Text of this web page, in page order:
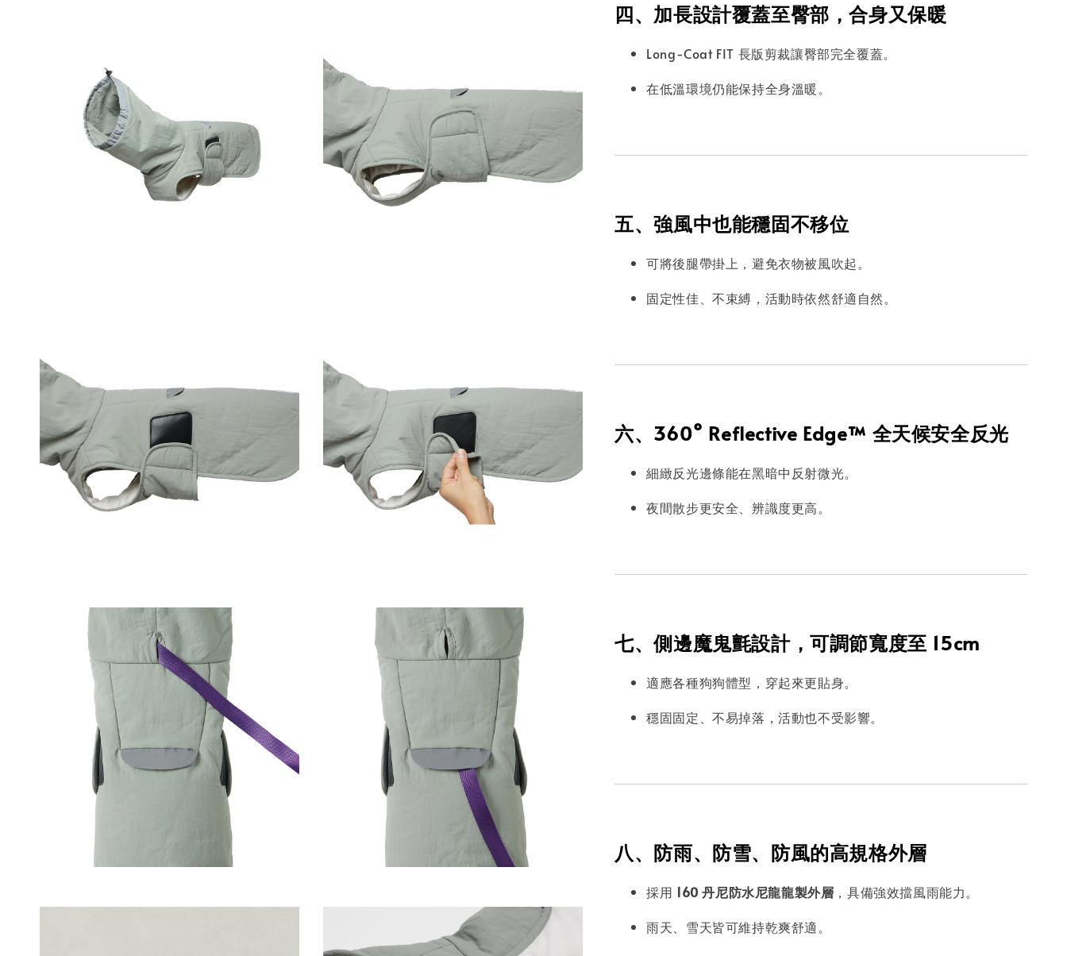
四、加長設計覆蓋至臀部，合身又保暖
Long-Coat FIT 長版剪裁讓臀部完全覆蓋。
在低溫環境仍能保持全身溫暖。
五、強風中也能穩固不移位
可將後腿帶掛上，避免衣物被風吹起。
固定性佳、不束縛，活動時依然舒適自然。
六、360° Reflective Edge™ 全天候安全反光
細緻反光邊條能在黑暗中反射微光。
夜間散步更安全、辨識度更高。
七、側邊魔鬼氈設計，可調節寬度至 15cm
適應各種狗狗體型，穿起來更貼身。
穩固固定、不易掉落，活動也不受影響。
八、防雨、防雪、防風的高規格外層
採用 160 丹尼防水尼龍龍製外層 ，具備強效擋風雨能力。
雨天、雪天皆可維持乾爽舒適。